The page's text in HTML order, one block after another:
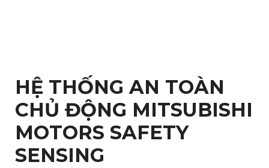
HỆ THỐNG AN TOÀN
CHỦ ĐỘNG MITSUBISHI
MOTORS SAFETY
SENSING